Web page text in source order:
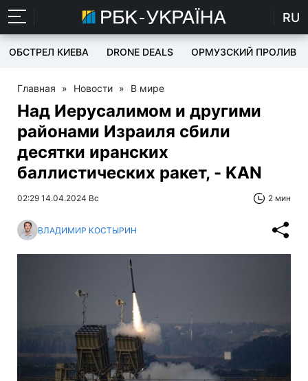
RU
ОБСТРЕЛ КИЕВА DRONE DEALS ОРМУЗСКИЙ ПРОЛИВ
Главная » Новости » В мире
Над Иерусалимом и другими
районами Израиля сбили
десятки иранских
баллистических ракет, - KAN
02:29 14.04.2024 Вс 2 мин
ВЛАДИМИР КОСТЫРИН